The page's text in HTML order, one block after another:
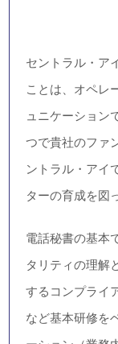
セントラル・ア
ことは、オペレ
つで貴社のファ
ントラル・アイ
ターの育成を図
電話秘書の基本